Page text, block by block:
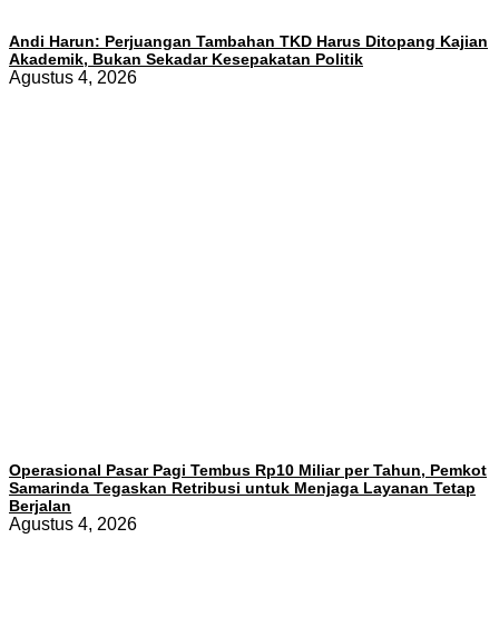
Andi Harun: Perjuangan Tambahan TKD Harus Ditopang Kajian
Akademik, Bukan Sekadar Kesepakatan Politik
Agustus 4, 2026
Operasional Pasar Pagi Tembus Rp10 Miliar per Tahun, Pemkot
Samarinda Tegaskan Retribusi untuk Menjaga Layanan Tetap
Berjalan
Agustus 4, 2026